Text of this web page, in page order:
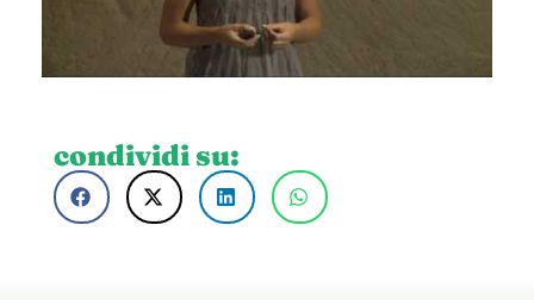
condividi su: